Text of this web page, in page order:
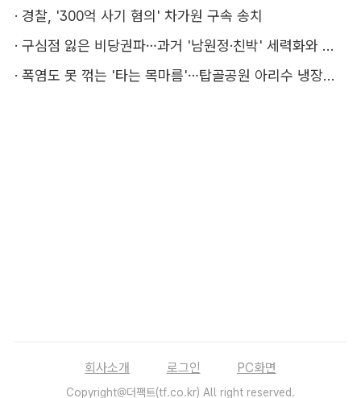
· 경찰, '300억 사기 혐의' 차가원 구속 송치
·
구심점 잃은 비당권파…과거 '남원정·친박' 세력화와 다른 점은
·
폭염도 못 꺾는 '타는 목마름'…탑골공원 아리수 냉장고 가보니
회사소개 로그인 PC화면
Copyright@더팩트(tf.co.kr) All right reserved.